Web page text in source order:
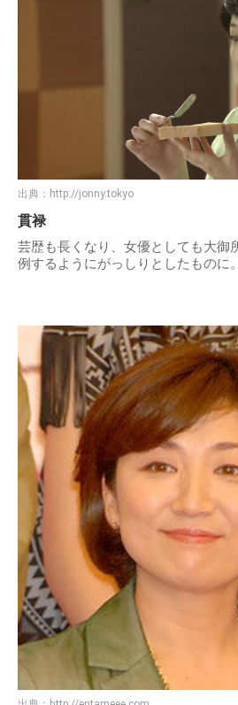
出典： http://jonny.tokyo
貫禄
芸歴も長くなり、女優としても大御
例するようにがっしりとしたものに。